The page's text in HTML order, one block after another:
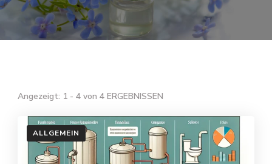
Angezeigt: 1 - 4 von 4 ERGEBNISSEN
ALLGEMEIN